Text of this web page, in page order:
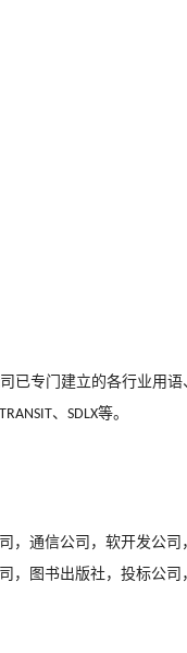
已专门建立的各行业用
TRANSIT、 SDLX等。
，通信公司，软开发公
，图书出版社，投标公